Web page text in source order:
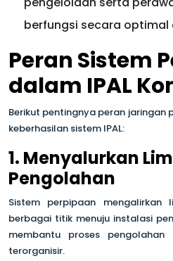
berfungsi secara
Peran Sistem
dalam IPAL
Berikut pentingnya peran jaringan
keberhasilan sistem IPAL:
1. Menyalurkan
Pengolahan
Sistem perpipaan
berbagai titik menuju instalasi
membantu proses
terorganisir.